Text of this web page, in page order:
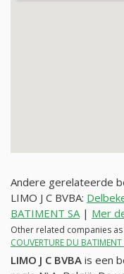
Andere gerelateerde
LIMO J C BVBA:
BATIMENT SA| Mer
Other related companies as
COUVERTURE DU BATIMENT
LIMO J C BVBA is een